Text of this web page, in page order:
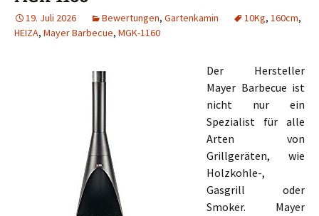
19. Juli 2026 Bewertungen, Gartenkamin 10Kg, 160cm,
HEIZA, Mayer Barbecue, MGK-1160
Der Hersteller
Mayer Barbecue ist
nicht nur ein
Spezialist für alle
Arten von
Grillgeräten, wie
Holzkohle-,
Gasgrill oder
Smoker. Mayer